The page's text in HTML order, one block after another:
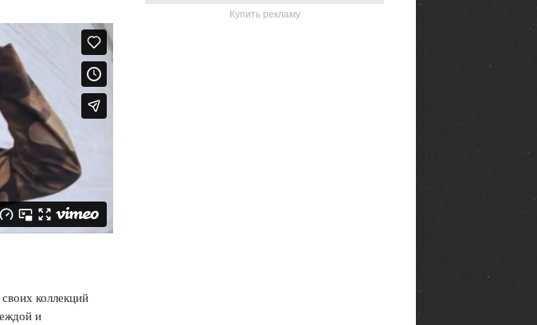
коллекций
и
Купить рекламу